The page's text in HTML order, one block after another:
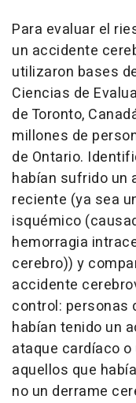
Para evaluar el
un accidente
utilizaron bases
Ciencias de
de Toronto,
millones de
de Ontario.
habían sufrido un
reciente (ya sea
isquémico
hemorragia
cerebro)) y
accidente
control: personas
habían tenido un
ataque cardíaco
aquellos que
no un derrame